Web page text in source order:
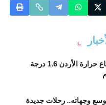
الأرصاد: ارتفاع حرارة الأردن 1.6 درجة
وجهاته.. رحلات جديدة